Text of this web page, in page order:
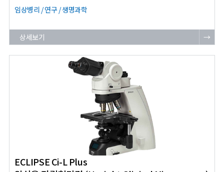
임상병리 / 연구 / 생명과학
상세보기 →
ECLIPSE Ci-L Plus